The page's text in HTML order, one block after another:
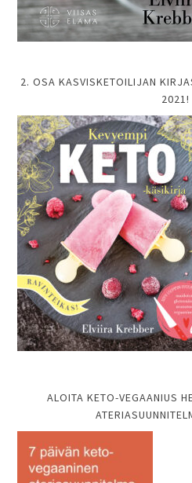
2. OSA KASVISKETOILIJAN
2021!
ALOITA KETO-VEGAANIUS